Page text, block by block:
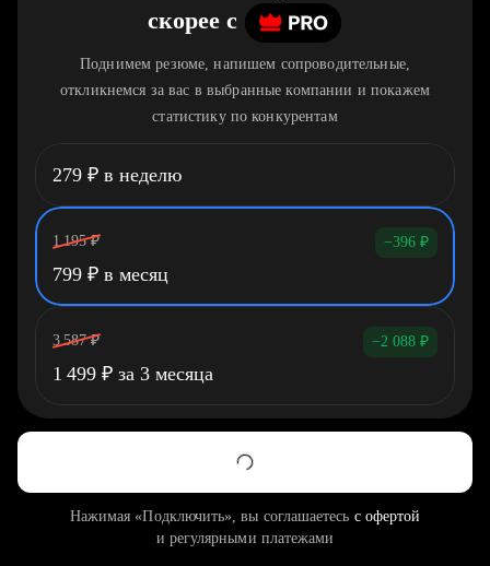
скорее c
Поднимем резюме, напишем сопроводительные,
откликнемся за вас в выбранные компании и покажем
статистику по конкурентам
279 ₽ в неделю
1 195 ₽ −396 ₽
799 ₽ в месяц
3 587 ₽ −2 088 ₽
1 499 ₽ за 3 месяца
Нажимая «Подключить», вы соглашаетесь с офертой
и регулярными платежами